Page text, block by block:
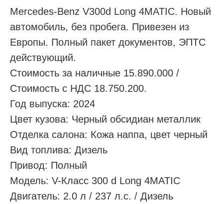
Mercedes-Benz V300d Long 4MATIC. Новый
автомобиль, без пробега. Привезен из
Европы. Полный пакет документов, ЭПТС
действующий.
Стоимость за наличные 15.890.000 /
Стоимость с НДС 18.750.200.
Год выпуска: 2024
Цвет кузова: Черный обсидиан металлик
Отделка салона: Кожа наппа, цвет черный
Вид топлива: Дизель
Привод: Полный
Модель: V-Класс 300 d Long 4MATIC
Двигатель: 2.0 л / 237 л.с. / Дизель